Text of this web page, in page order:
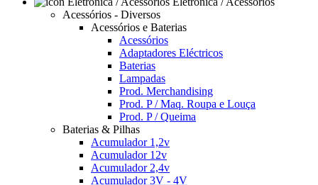
Acessórios - Diversos
Acessórios e Baterias
Acessórios
Adaptadores Eléctricos
Baterias
Lampadas
Prod. Merchandising
Prod. P / Maq. Roupa e Louça
Prod. P / Queima
Baterias & Pilhas
Acumulador 1,2v
Acumulador 12v
Acumulador 2,4v
Acumulador 3V - 4V